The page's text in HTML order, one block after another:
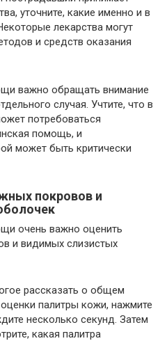
уточните, какие именно и в
лекарства могут
и средств оказания
важно обращать внимание
случая. Учтите, что в
потребоваться
помощь, и
может быть критически
покровов и
очень важно оценить
и видимых слизистых
рассказать о общем
палитры кожи, нажмите
несколько секунд. Затем
какая палитра